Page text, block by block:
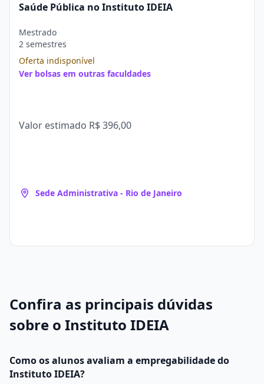
Saúde Pública no Instituto IDEIA
Mestrado
2 semestres
Oferta indisponível
Ver bolsas em outras faculdades
Valor estimado R$ 396,00
Sede Administrativa - Rio de Janeiro
Confira as principais dúvidas
sobre o Instituto IDEIA
Como os alunos avaliam a empregabilidade do
Instituto IDEIA?